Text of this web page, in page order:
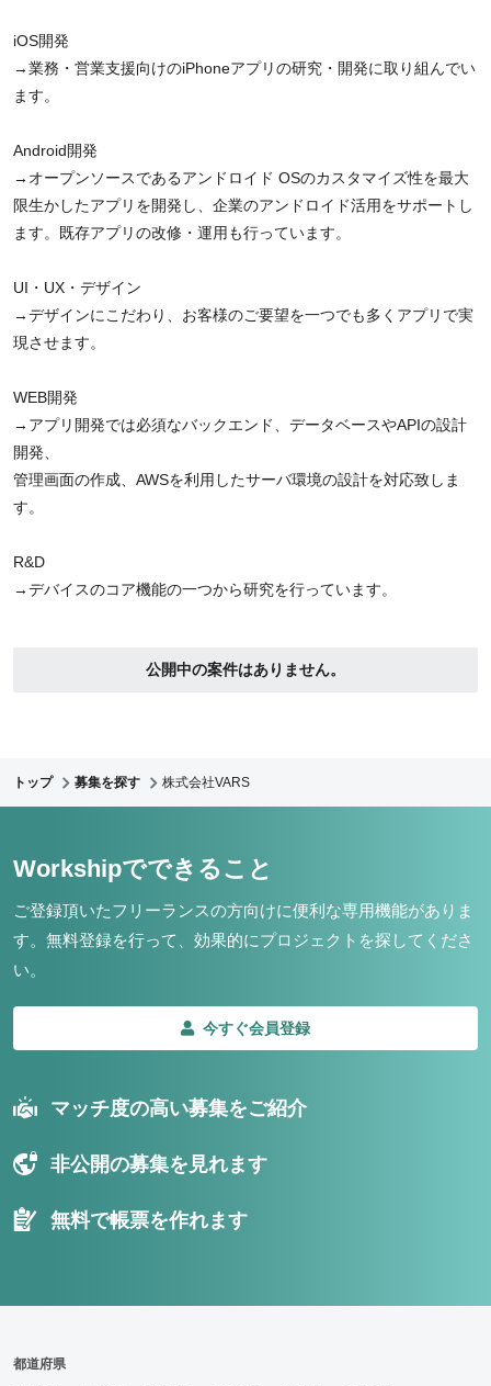
iOS開発
→業務・営業支援向けのiPhoneアプリの研究・開発に取り組んでい
ます。
Android開発
→オープンソースであるアンドロイド OSのカスタマイズ性を最大
限生かしたアプリを開発し、企業のアンドロイド活用をサポートし
ます。既存アプリの改修・運用も行っています。
UI・UX・デザイン
→デザインにこだわり、お客様のご要望を一つでも多くアプリで実
現させます。
WEB開発
→アプリ開発では必須なバックエンド、データベースやAPIの設計
開発、
管理画面の作成、AWSを利用したサーバ環境の設計を対応致しま
す。
R&D
→デバイスのコア機能の一つから研究を行っています。
公開中の案件はありません。
トップ 募集を探す 株式会社VARS
Workshipでできること
ご登録頂いたフリーランスの方向けに便利な専用機能がありま
す。 無料登録を行って、効果的にプロジェクトを探してくださ
い。
今すぐ会員登録
マッチ度の高い募集をご紹介
非公開の募集を見れます
無料で帳票を作れます
都道府県